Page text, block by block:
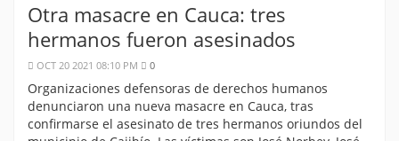
Otra masacre en Cauca: tres
hermanos fueron asesinados
OCT 20 2021 08:10 PM 0
Organizaciones defensoras de derechos humanos
denunciaron una nueva masacre en Cauca, tras
confirmarse el asesinato de tres hermanos oriundos del